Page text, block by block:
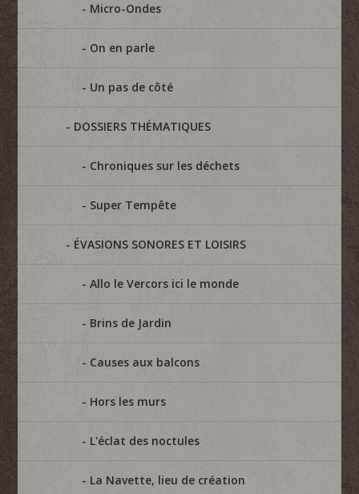
Micro-Ondes
On en parle
Un pas de côté
DOSSIERS THÉMATIQUES
Chroniques sur les déchets
Super Tempête
ÉVASIONS SONORES ET LOISIRS
Allo le Vercors ici le monde
Brins de Jardin
Causes aux balcons
Hors les murs
L'éclat des noctules
La Navette, lieu de création